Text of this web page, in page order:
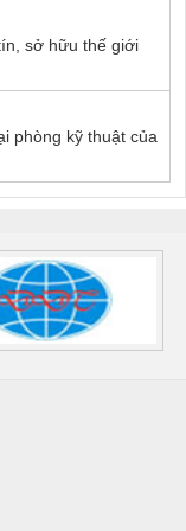
sở hữu thế giới
phòng kỹ thuật của